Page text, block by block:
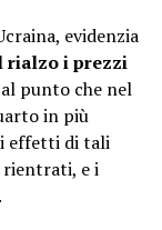
evidenzia
rialzo i prezzi
punto che nel
in più
effetti di tali
rientrati, e i